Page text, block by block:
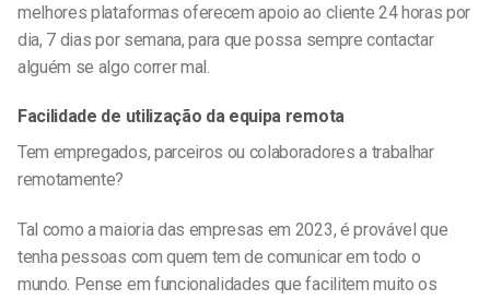
melhores plataformas oferecem apoio ao cliente 24 horas por
dia, 7 dias por semana, para que possa sempre contactar
alguém se algo correr mal.
Facilidade de utilização da equipa remota
Tem empregados, parceiros ou colaboradores a trabalhar
remotamente?
Tal como a maioria das empresas em 2023, é provável que
tenha pessoas com quem tem de comunicar em todo o
mundo. Pense em funcionalidades que facilitem muito os